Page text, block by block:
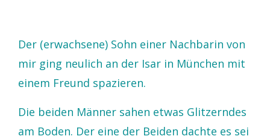
Der (erwachsene) Sohn einer Nachbarin von
mir ging neulich an der Isar in München mit
einem Freund spazieren.
Die beiden Männer sahen etwas Glitzerndes
am Boden. Der eine der Beiden dachte es sei